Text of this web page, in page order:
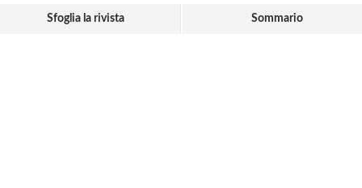
Sfoglia la rivista Sommario